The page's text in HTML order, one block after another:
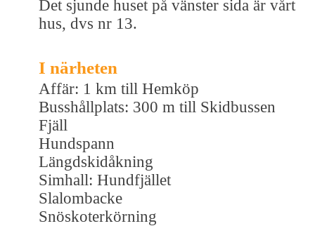
Det sjunde huset på vänster sida är vårt
hus, dvs nr 13.
I närheten
Affär: 1 km till Hemköp
Busshållplats: 300 m till Skidbussen
Fjäll
Hundspann
Längdskidåkning
Simhall: Hundfjället
Slalombacke
Snöskoterkörning